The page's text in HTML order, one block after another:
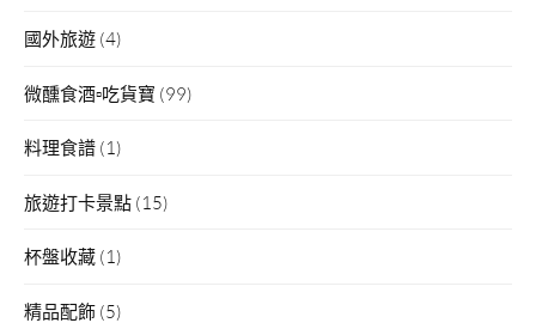
國外旅遊 (4)
微醺食酒▫吃貨寶 (99)
料理食譜 (1)
旅遊打卡景點 (15)
杯盤收藏 (1)
精品配飾 (5)